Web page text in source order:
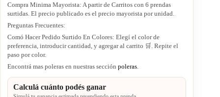
Compra Minima Mayorista: A partir de Carritos con 6 prendas
surtidas. El precio publicado es el precio mayorista por unidad.
Preguntas Frecuentes:
Comó Hacer Pedido Surtido En Colores: Elegí el color de
preferencia, introducir cantidad, y agregar al carrito 🛒. Repite el
paso por color.
Encontrá mas poleras en nuestras sección poleras
Calculá cuánto podés ganar